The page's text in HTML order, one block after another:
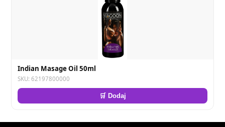
Indian Masage Oil 50ml
SKU: 62197800000
🛒 Dodaj